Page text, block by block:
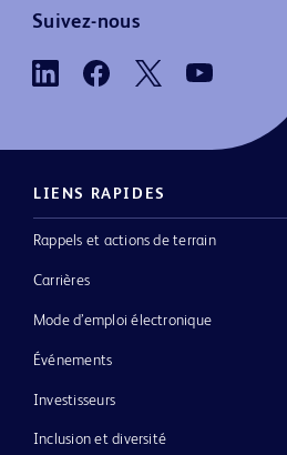
Suivez-nous
LIENS RAPIDES
Rappels et actions de terrain
Carrières
Mode d’emploi électronique
Événements
Investisseurs
Inclusion et diversité